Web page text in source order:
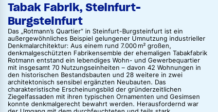
Tabak Fabrik, Steinfurt-
Burgsteinfurt
Das „Rotmann’s Quartier“ in Steinfurt-Burgsteinfurt ist ein
außergewöhnliches Beispiel gelungener Umnutzung industrieller
Denkmalarchitektur: Aus einem rund 7.000 m² großen,
denkmalgeschützten Fabrikensemble der ehemaligen Tabakfabrik
Rotmann entstand ein lebendiges Wohn- und Gewerbequartier
mit insgesamt 70 Nutzungseinheiten – davon 42 Wohnungen in
den historischen Bestandsbauten und 28 weitere in zwei
architektonisch sensibel ergänzten Neubauten. Das
charakteristische Erscheinungsbild der gründerzeitlichen
Ziegelfassaden mit ihren typischen Ornamenten und Gesimsen
konnte denkmalgerecht bewahrt werden. Herausfordernd war